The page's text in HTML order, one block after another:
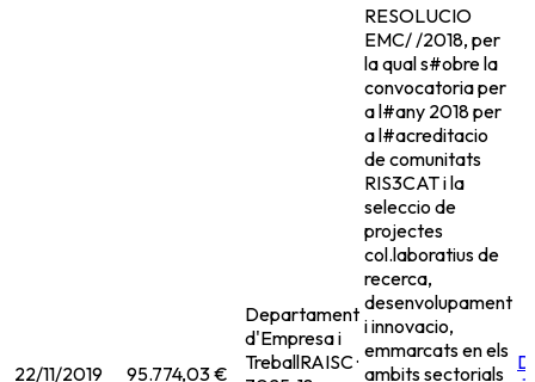
22/11/2019 95.774,03 €
Departament
d'Empresa i
TreballRAISC ·
RESOLUCIO
EMC/ /2018, per
la qual s#obre la
convocatoria per
a l#any 2018 per
a l#acreditacio
de comunitats
RIS3CAT i la
seleccio de
projectes
col.laboratius de
recerca,
desenvolupament
i innovacio,
emmarcats en els
ambits sectorials